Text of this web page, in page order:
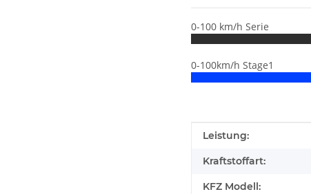
0-100 km/h Serie
0-100km/h Stage1
Produkteigenschaft
Wert
Leistung:
Kraftstoffart:
KFZ Modell: